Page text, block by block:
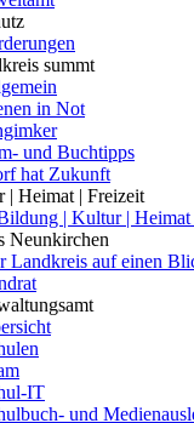
summt
in Not
und Buchtipps
hat Zukunft
Heimat | Freizeit
| Kultur | Heimat
Neunkirchen
Landkreis auf einen
IT
und